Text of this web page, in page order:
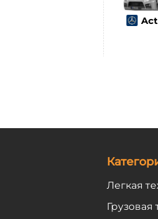
Легкая
Грузовая